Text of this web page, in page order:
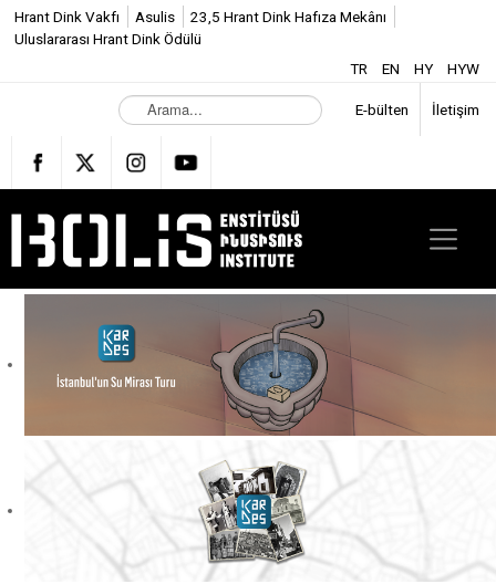
Hrant Dink Vakfı Asulis
23,5 Hrant Dink Hafıza Mekânı
Uluslararası Hrant Dink Ödülü
TR
EN HY HYW
A
r
m
a
E-bülten İletişim